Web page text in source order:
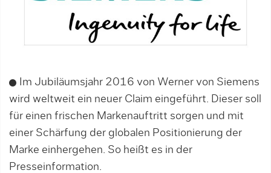
Im Jubiläumsjahr 2016 von Werner von Siemens
wird weltweit ein neuer Claim eingeführt. Dieser soll
für einen frischen Markenauftritt sorgen und mit
einer Schärfung der globalen Positionierung der
Marke einhergehen. So heißt es in der
Presseinformation.